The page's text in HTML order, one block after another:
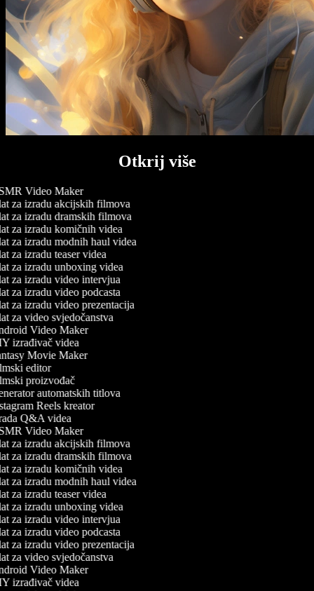
Otkrij više
Video Maker
za izradu akcijskih filmova
za izradu dramskih filmova
za izradu komičnih videa
za izradu modnih haul videa
za izradu teaser videa
za izradu unboxing videa
za izradu video intervjua
za izradu video podcasta
za izradu video prezentacija
za video svjedočanstva
Video Maker
izrađivač videa
Movie Maker
editor
proizvođač
automatskih titlova
Reels kreator
Q&A videa
Video Maker
za izradu akcijskih filmova
za izradu dramskih filmova
za izradu komičnih videa
za izradu modnih haul videa
za izradu teaser videa
za izradu unboxing videa
za izradu video intervjua
za izradu video podcasta
za izradu video prezentacija
za video svjedočanstva
Video Maker
izrađivač videa